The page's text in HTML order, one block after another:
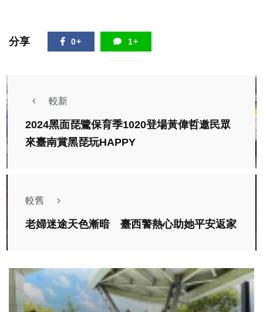
分享 0+ 1+
較新
2024黑面琵鷺保育季1020登場黃偉哲邀民眾
來臺南賞黑琵玩HAPPY
較舊
老婦迷途天色漸暗 臺西警熱心助她平安返家